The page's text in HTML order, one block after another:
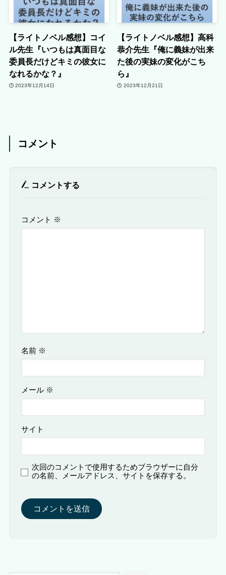
【ライトノベル感想】コイ
ル先生『いつもは真面目な
委員長だけどキミの彼女に
なれるかな？』
2023年12月14日
【ライトノベル感想】高科
恭介先生『俺に義妹が出来
た後の実妹の変化がこち
ら』
2023年12月21日
コメント
コメントする
コメント ※
名前 ※
メール ※
サイト
次回のコメントで使用するためブラウザーに自分
の名前、メールアドレス、サイトを保存する。